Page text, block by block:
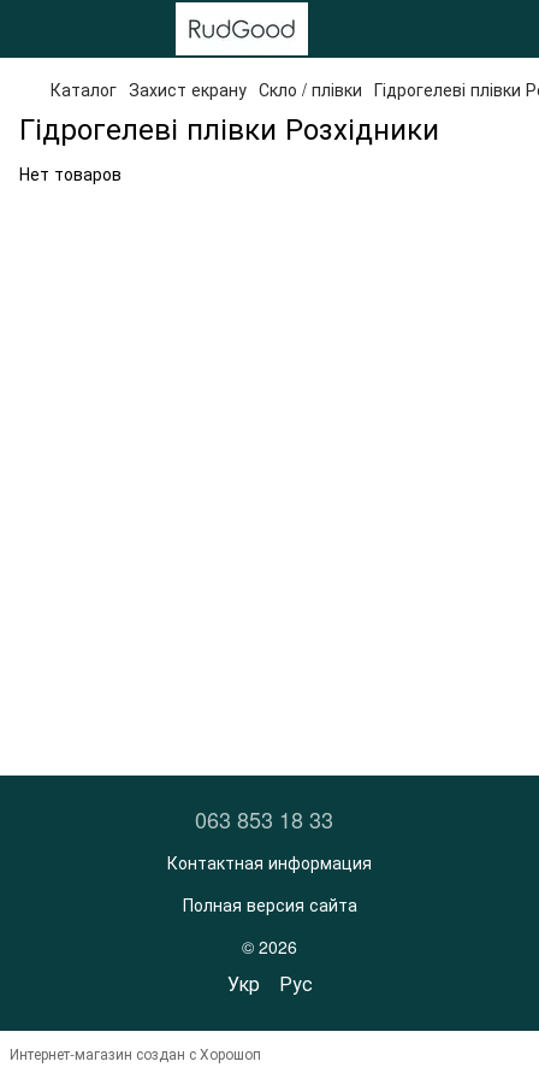
Каталог Захист екрану Скло / плівки Гідрогелеві плівки
Гідрогелеві плівки Розхідники
Нет товаров
063 853 18 33
Контактная информация
Полная версия сайта
© 2026
Укр Рус
Интернет-магазин создан с Хорошоп